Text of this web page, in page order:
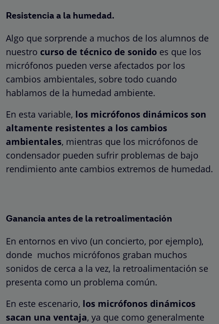
Resistencia a la humedad.
Algo que sorprende a muchos de los alumnos de
nuestro curso de técnico de sonido es que los
micrófonos pueden verse afectados por los
cambios ambientales, sobre todo cuando
hablamos de la humedad ambiente.
En esta variable, los micrófonos dinámicos son
altamente resistentes a los cambios
ambientales, mientras que los micrófonos de
condensador pueden sufrir problemas de bajo
rendimiento ante cambios extremos de humedad.
Ganancia antes de la retroalimentación
En entornos en vivo (un concierto, por ejemplo),
donde muchos micrófonos graban muchos
sonidos de cerca a la vez, la retroalimentación se
presenta como un problema común.
En este escenario, los micrófonos dinámicos
sacan una ventaja, ya que como generalmente